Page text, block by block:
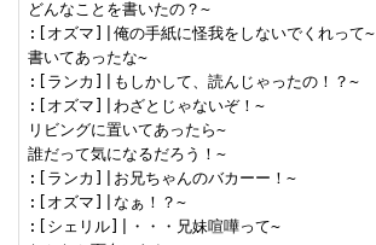
どんなことを書いたの？~
:[オズマ]|俺の手紙に怪我をしないでくれって~
書いてあったな~
:[ランカ]|もしかして、読んじゃったの！？~
:[オズマ]|わざとじゃないぞ！~
リビングに置いてあったら~
誰だって気になるだろう！~
:[ランカ]|お兄ちゃんのバカーー！~
:[オズマ]|なぁ！？~
:[シェリル]|・・・兄妹喧嘩って~